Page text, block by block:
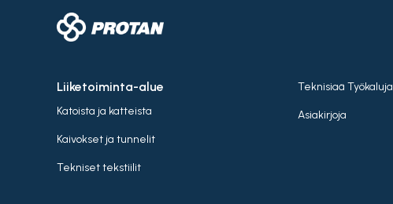
Liiketoiminta-alue
Katoista ja katteista
Kaivokset ja tunnelit
Tekniset tekstiilit
Teknisiaä Työkaluja
Asiakirjoja